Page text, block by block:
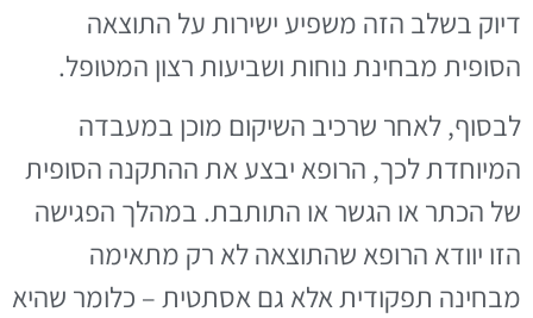
דיוק בשלב הזה משפיע ישירות על התוצאה
הסופית מבחינת נוחות ושביעות רצון המטופל.
לבסוף, לאחר שרכיב השיקום מוכן במעבדה
המיוחדת לכך, הרופא יבצע את ההתקנה הסופית
של הכתר או הגשר או התותבת. במהלך הפגישה
הזו יוודא הרופא שהתוצאה לא רק מתאימה
מבחינה תפקודית אלא גם אסתטית – כלומר שהיא